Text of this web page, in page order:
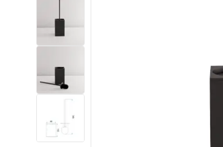
WC školjke
Kade i paravani
Miješalice, pipe, slavine